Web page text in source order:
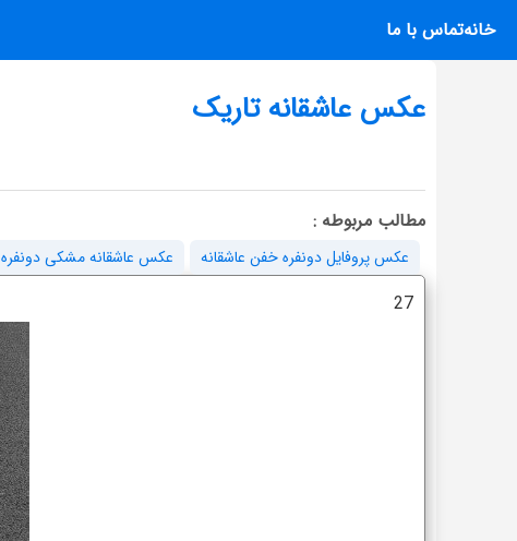
خانهتماس با ما
عکس عاشقانه تاریک
مطالب مربوطه :
عکس پروفایل دونفره خفن عاشقانه عکس عاشقانه مشکی دونفره
27